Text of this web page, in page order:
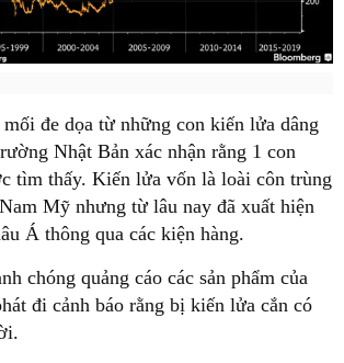
đe dọa từ những con kiến lửa dâng
Nhật Bản xác nhận rằng 1 con
tìm thấy. Kiến lửa vốn là loài côn trùng
Mỹ nhưng từ lâu nay đã xuất hiện
Á thông qua các kiện hàng.
chóng quảng cáo các sản phẩm của
đi cảnh báo rằng bị kiến lửa cắn có